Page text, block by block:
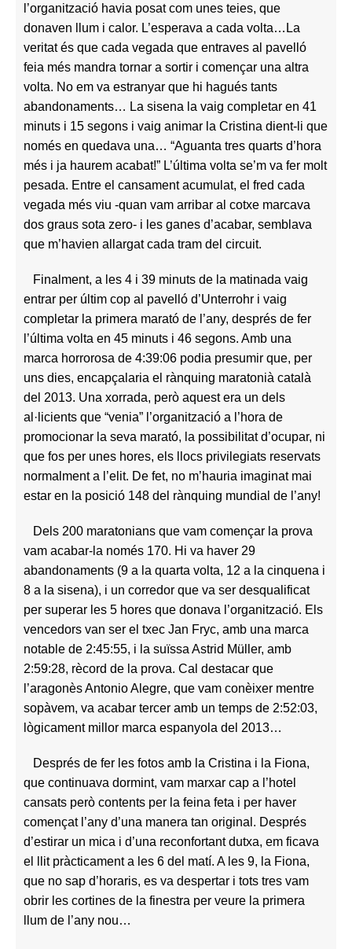
l’organització havia posat com unes teies, que
donaven llum i calor. L’esperava a cada volta… La
veritat és que cada vegada que entraves al pavelló
feia més mandra tornar a sortir i començar una altra
volta. No em va estranyar que hi hagués tants
abandonaments… La sisena la vaig completar en 41
minuts i 15 segons i vaig animar la Cristina dient-li que
només en quedava una… “Aguanta tres quarts d’hora
més i ja haurem acabat!” L’última volta se’m va fer molt
pesada. Entre el cansament acumulat, el fred cada
vegada més viu -quan vam arribar al cotxe marcava
dos graus sota zero- i les ganes d’acabar, semblava
que m’havien allargat cada tram del circuit.
Finalment, a les 4 i 39 minuts de la matinada vaig
entrar per últim cop al pavelló d’Unterrohr i vaig
completar la primera marató de l’any, després de fer
l’última volta en 45 minuts i 46 segons. Amb una
marca horrorosa de 4:39:06 podia presumir que, per
uns dies, encapçalaria el rànquing maratonià català
del 2013. Una xorrada, però aquest era un dels
al·licients que “venia” l’organització a l’hora de
promocionar la seva marató, la possibilitat d’ocupar, ni
que fos per unes hores, els llocs privilegiats reservats
normalment a l’elit. De fet, no m’hauria imaginat mai
estar en la posició 148 del rànquing mundial de l’any!
Dels 200 maratonians que vam començar la prova
vam acabar-la només 170. Hi va haver 29
abandonaments (9 a la quarta volta, 12 a la cinquena i
8 a la sisena), i un corredor que va ser desqualificat
per superar les 5 hores que donava l’organització. Els
vencedors van ser el txec Jan Fryc, amb una marca
notable de 2:45:55, i la suïssa Astrid Müller, amb
2:59:28, rècord de la prova. Cal destacar que
l’aragonès Antonio Alegre, que vam conèixer mentre
sopàvem, va acabar tercer amb un temps de 2:52:03,
lògicament millor marca espanyola del 2013…
Després de fer les fotos amb la Cristina i la Fiona,
que continuava dormint, vam marxar cap a l’hotel
cansats però contents per la feina feta i per haver
començat l’any d’una manera tan original. Després
d’estirar un mica i d’una reconfortant dutxa, em ficava
el llit pràcticament a les 6 del matí. A les 9, la Fiona,
que no sap d’horaris, es va despertar i tots tres vam
obrir les cortines de la finestra per veure la primera
llum de l’any nou…